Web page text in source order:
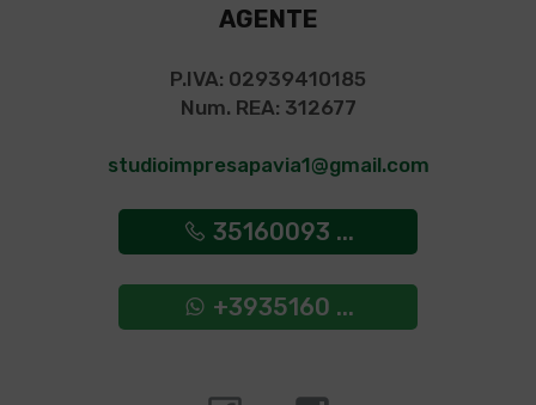
AGENTE
P.IVA: 02939410185
Num. REA: 312677
studioimpresapavia1@gmail.com
35160093 ...
+3935160 ...